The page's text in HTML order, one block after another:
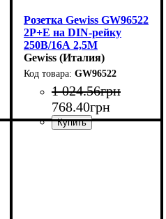
Розетка Gewiss GW96522
2P+E на DIN-рейку
250В/16А 2,5M
Gewiss (Италия)
GW96522
1 024.56грн
768.40грн